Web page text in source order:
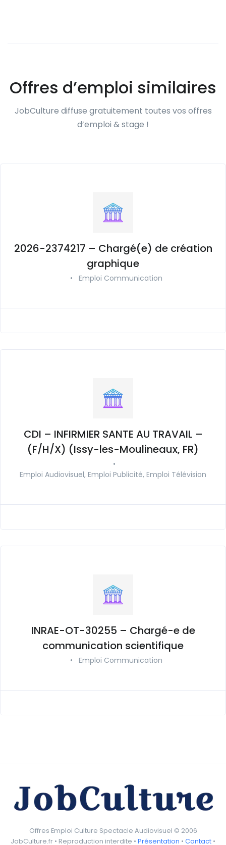
Offres d’emploi similaires
JobCulture diffuse gratuitement toutes vos offres
d’emploi & stage !
2026-2374217 – Chargé(e) de création
graphique
• Emploi Communication
CDI – INFIRMIER SANTE AU TRAVAIL –
(F/H/X) (Issy-les-Moulineaux, FR)
•
Emploi Audiovisuel, Emploi Publicité, Emploi Télévision
INRAE-OT-30255 – Chargé-e de
communication scientifique
• Emploi Communication
Offres Emploi Culture Spectacle Audiovisuel © 2006
JobCulture.fr • Reproduction interdite • Présentation • Contact •